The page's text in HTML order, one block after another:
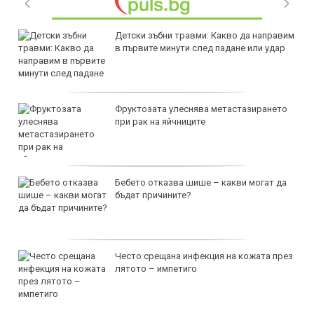
Детски зъбни травми: Какво да направим
в първите минути след падане или удар
Фруктозата улеснява метастазирането
при рак на яйчниците
Бебето отказва шише – какви могат да
бъдат причините?
Често срещана инфекция на кожата през
лятото – импетиго